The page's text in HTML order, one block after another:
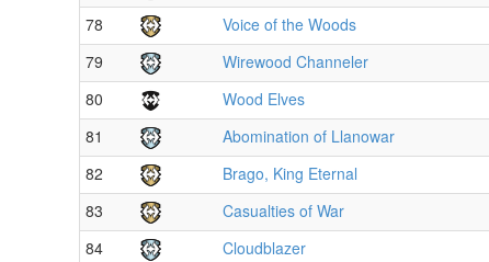
78
Voice of the Woods
79
Wirewood Channeler
80
Wood Elves
81
Abomination of Llanowar
82
Brago, King Eternal
83
Casualties of War
84
Cloudblazer